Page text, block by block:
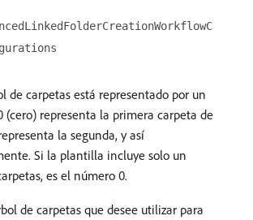
de carpetas está representado por un
(cero) representa la primera carpeta de
la segunda, y así
Si la plantilla incluye solo un
es el número 0.
de carpetas que desee utilizar para